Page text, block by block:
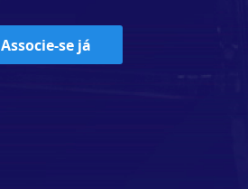
Associe-se já